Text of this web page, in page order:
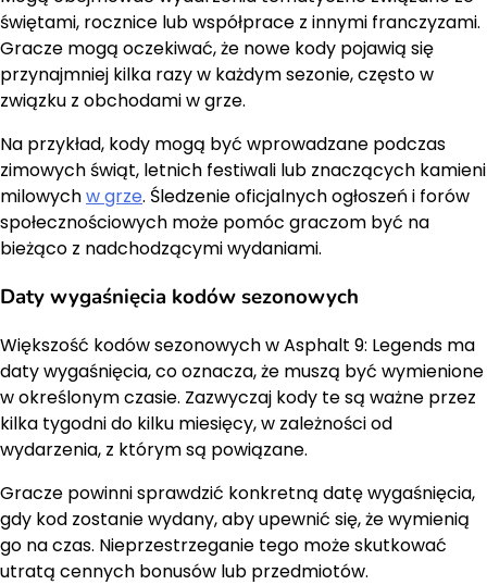
świętami, rocznice lub współprace z innymi franczyzami.
Gracze mogą oczekiwać, że nowe kody pojawią się
przynajmniej kilka razy w każdym sezonie, często w
związku z obchodami w grze.
Na przykład, kody mogą być wprowadzane podczas
zimowych świąt, letnich festiwali lub znaczących kamieni
milowychw grze. Śledzenie oficjalnych ogłoszeń i forów
społecznościowych może pomóc graczom być na
bieżąco z nadchodzącymi wydaniami.
Daty wygaśnięcia kodów sezonowych
Większość kodów sezonowych w Asphalt 9: Legends ma
daty wygaśnięcia, co oznacza, że muszą być wymienione
w określonym czasie. Zazwyczaj kody te są ważne przez
kilka tygodni do kilku miesięcy, w zależności od
wydarzenia, z którym są powiązane.
Gracze powinni sprawdzić konkretną datę wygaśnięcia,
gdy kod zostanie wydany, aby upewnić się, że wymienią
go na czas. Nieprzestrzeganie tego może skutkować
utratą cennych bonusów lub przedmiotów.